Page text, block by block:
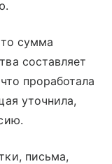
сумма
составляет
проработала
уточнила,
письма,